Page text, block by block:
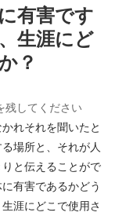
有害です
生涯にど
？
残してください
かれそれを聞いたと
場所と、それが人
と伝えることがで
有害であるかどう
涯にどこで使用さ